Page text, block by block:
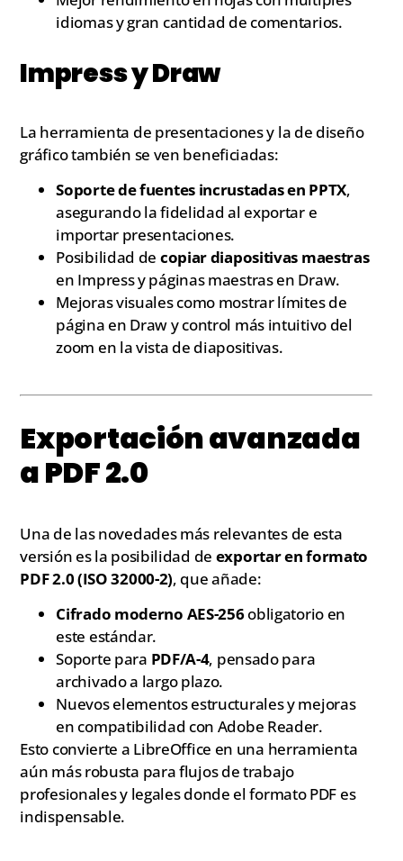
idiomas y gran cantidad de comentarios.
Impress y Draw
La herramienta de presentaciones y la de diseño
gráfico también se ven beneficiadas:
Soporte de fuentes incrustadas en PPTX,
asegurando la fidelidad al exportar e
importar presentaciones.
Posibilidad de copiar diapositivas maestras
en Impress y páginas maestras en Draw.
Mejoras visuales como mostrar límites de
página en Draw y control más intuitivo del
zoom en la vista de diapositivas.
Exportación avanzada
a PDF 2.0
Una de las novedades más relevantes de esta
versión es la posibilidad de exportar en formato
PDF 2.0 (ISO 32000-2), que añade:
Cifrado moderno AES-256obligatorio en
este estándar.
Soporte para PDF/A-4, pensado para
archivado a largo plazo.
Nuevos elementos estructurales y mejoras
en compatibilidad con Adobe Reader.
Esto convierte a LibreOffice en una herramienta
aún más robusta para flujos de trabajo
profesionales y legales donde el formato PDF es
indispensable.